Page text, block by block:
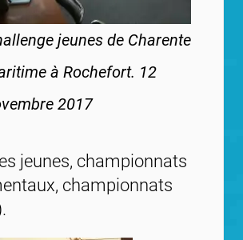
jeunes de Charente
à Rochefort. 12
2017
jeunes, championnats
championnats